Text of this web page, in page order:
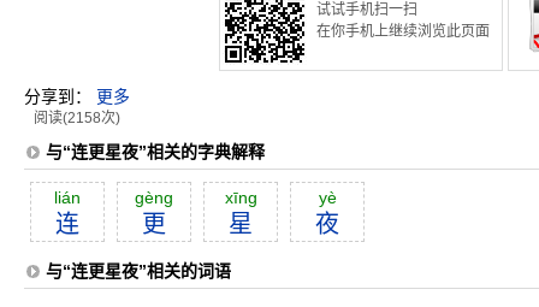
试试手机扫一扫
在你手机上继续浏览此页面
分享到： 更多
阅读(2158次)
与“连更星夜”相关的字典解释
lián
连
gèng
更
xīng
星
yè
夜
与“连更星夜”相关的词语